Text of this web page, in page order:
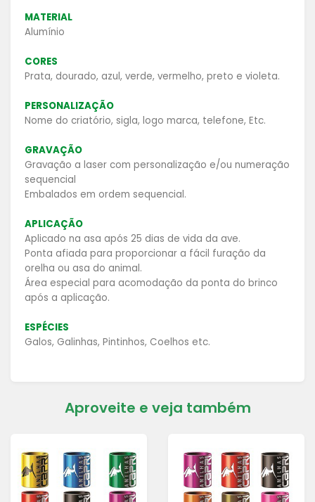
MATERIAL
Alumínio
CORES
Prata, dourado, azul, verde, vermelho, preto e violeta.
PERSONALIZAÇÃO
Nome do criatório, sigla, logo marca, telefone, Etc.
GRAVAÇÃO
Gravação a laser com personalização e/ou numeração
sequencial
Embalados em ordem sequencial.
APLICAÇÃO
Aplicado na asa após 25 dias de vida da ave.
Ponta afiada para proporcionar a fácil furação da
orelha ou asa do animal.
Área especial para acomodação da ponta do brinco
após a aplicação.
ESPÉCIES
Galos, Galinhas, Pintinhos, Coelhos etc.
Aproveite e veja também